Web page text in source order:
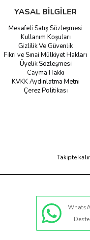
YASAL BİLGİLER
Mesafeli Satış Sözleşmesi
Kullanım Koşuları
Gizlilik Ve Güvenlik
Fikri ve Sınai Mülkiyet Hakları
Üyelik Sözleşmesi
Cayma Hakkı
KVKK Aydınlatma Metni
Çerez Politikası
Takipte